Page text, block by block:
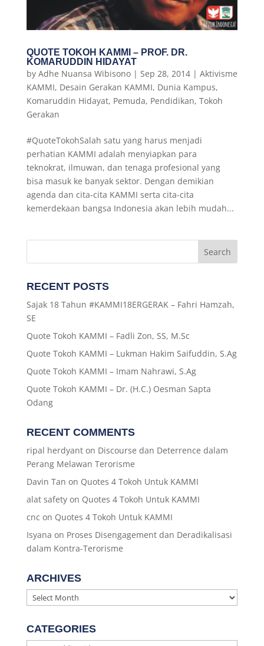
QUOTE TOKOH KAMMI – PROF. DR.
KOMARUDDIN HIDAYAT
by Adhe Nuansa Wibisono| Sep 28, 2014| Aktivisme
KAMMI, Desain Gerakan KAMMI, Dunia Kampus,
Komaruddin Hidayat, Pemuda, Pendidikan, Tokoh
Gerakan
#‎QuoteTokohSalah satu yang harus menjadi
perhatian KAMMI adalah menyiapkan para
teknokrat, ilmuwan, dan tenaga profesional yang
bisa masuk ke banyak sektor. Dengan demikian
agenda dan cita-cita KAMMI serta cita-cita
kemerdekaan bangsa Indonesia akan lebih mudah...
RECENT POSTS
Sajak 18 Tahun #KAMMI18ERGERAK – Fahri Hamzah,
SE
Quote Tokoh KAMMI – Fadli Zon, SS, M.Sc
Quote Tokoh KAMMI – Lukman Hakim Saifuddin, S.Ag
Quote Tokoh KAMMI – Imam Nahrawi, S.Ag
Quote Tokoh KAMMI – Dr. (H.C.) Oesman Sapta
Odang
RECENT COMMENTS
ripal herdyanton Discourse dan Deterrence dalam
Perang Melawan Terorisme
Davin Tan on Quotes 4 Tokoh Untuk KAMMI
alat safetyon Quotes 4 Tokoh Untuk KAMMI
cnc on Quotes 4 Tokoh Untuk KAMMI
Isyana on Proses Disengagement dan Deradikalisasi
dalam Kontra-Terorisme
ARCHIVES
Archives
CATEGORIES